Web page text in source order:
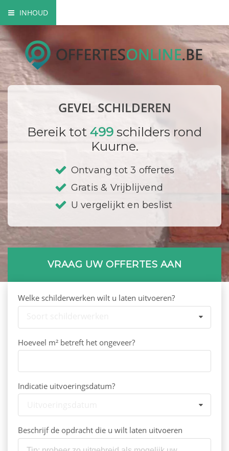
INHOUD
Mogelijke gevel schilderwerken
Verfsoorten
Hoe gaat een schilder te werk?
Bedrijf registrerenGEVEL SCHILDEREN
Bereik tot 499 schilders rond
Kuurne.
Ontvang tot 3 offertes
Gratis & Vrijblijvend
U vergelijkt en beslist
VRAAG UW OFFERTES AAN
Welke schilderwerken wilt u laten uitvoeren?
Hoeveel m² betreft het ongeveer?
Indicatie uitvoeringsdatum?
Beschrijf de opdracht die u wilt laten uitvoeren